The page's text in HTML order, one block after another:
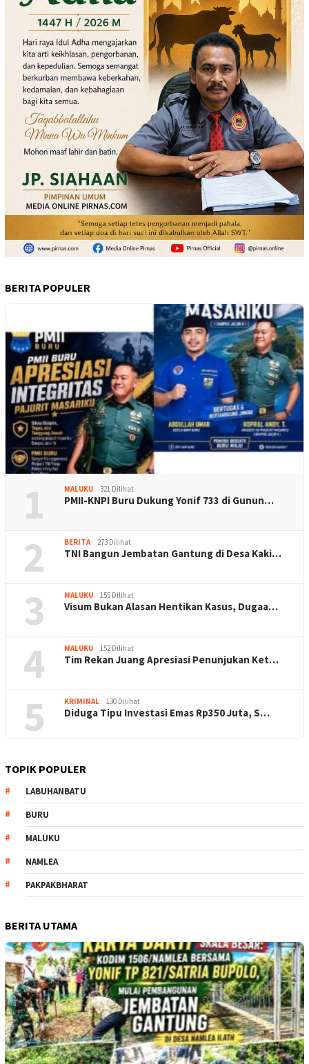
BERITA POPULER
1 MALUKU 321 Dilihat
PMII-KNPI Buru Dukung Yonif 733 di Gunun…
2 BERITA 273 Dilihat
TNI Bangun Jembatan Gantung di Desa Kaki…
3 MALUKU 155 Dilihat
Visum Bukan Alasan Hentikan Kasus, Dugaa…
4 MALUKU 152 Dilihat
Tim Rekan Juang Apresiasi Penunjukan Ket…
5 KRIMINAL 130 Dilihat
Diduga Tipu Investasi Emas Rp350 Juta, S…
TOPIK POPULER
LABUHANBATU
BURU
MALUKU
NAMLEA
PAKPAKBHARAT
BERITA UTAMA